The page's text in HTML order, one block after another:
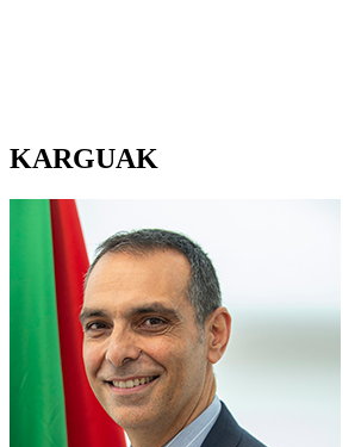
KARGUAK